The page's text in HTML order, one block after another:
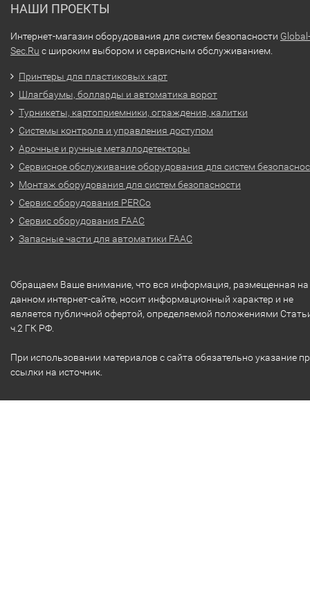
НАШИ ПРОЕКТЫ
Интернет-магазин оборудования для систем безопасности Global-
Sec.Ru с широким выбором и сервисным обслуживанием.
Принтеры для пластиковых карт
Шлагбаумы, болларды и автоматика ворот
Турникеты, картоприемники, ограждения, калитки
Системы контроля и управления доступом
Арочные и ручные металлодетекторы
Сервисное обслуживание оборудования для систем
Монтаж оборудования для систем безопасности
Сервис оборудования PERCo
Сервис оборудования FAAC
Запасные части для автоматики FAAC
Обращаем Ваше внимание, что вся информация, размещенная на
данном интернет-сайте, носит информационный характер и не
является публичной офертой, определяемой положениями
ч.2 ГК РФ.
При использовании материалов с сайта обязательно указание
ссылки на источник.